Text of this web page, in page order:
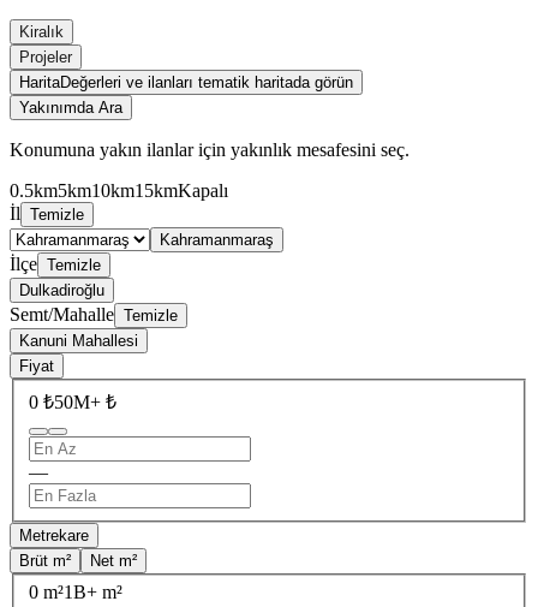
Kiralık
Projeler
HaritaDeğerleri ve ilanları tematik haritada görün
Yakınımda Ara
Konumuna yakın ilanlar için yakınlık mesafesini seç.
0.5km5km10km15kmKapalı
İl Temizle
Kahramanmaraş
İlçe Temizle
Dulkadiroğlu
Semt/Mahalle Temizle
Kanuni Mahallesi
Fiyat
0 ₺50M+ ₺
—
Metrekare
Brüt m²
Net m²
0 m²1B+ m²